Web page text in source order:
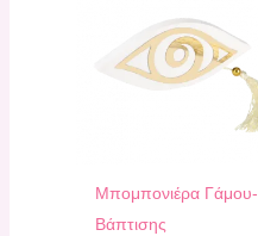
Μπομπονιέρα Γάμου-
Βάπτισης